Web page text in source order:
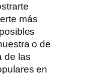
más
o de
de las
en